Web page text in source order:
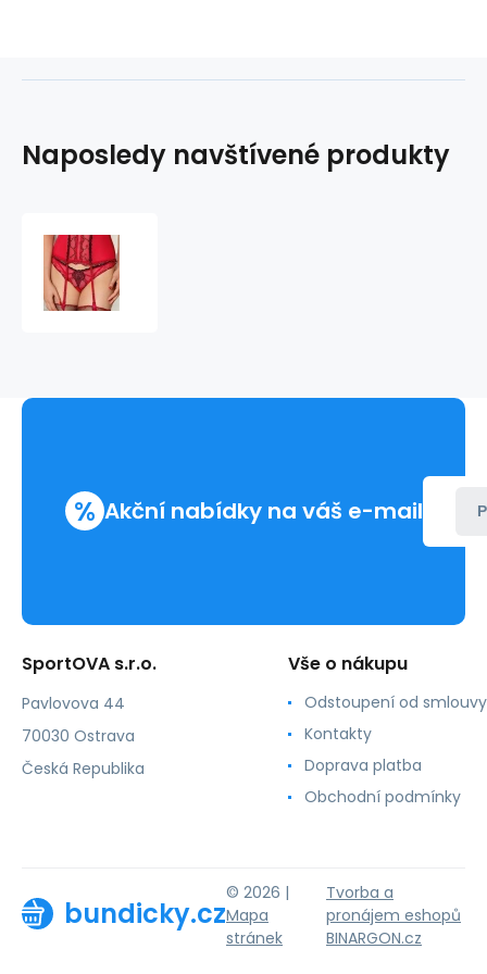
Naposledy navštívené produkty
% Akční nabídky na váš e-mail
SportOVA s.r.o.
Pavlovova 44
70030 Ostrava
Česká Republika
Vše o nákupu
Odstoupení od smlouvy
Kontakty
Doprava platba
Obchodní podmínky
bundicky.cz
© 2026 |
Mapa
stránek
Tvorba a
pronájem eshopů
BINARGON.cz